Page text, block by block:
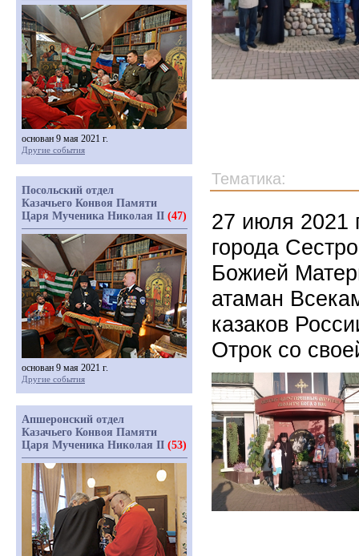
Тематика:
27 июля 2021
города
Божией
атаман
казаков
Отрок со
основан 9 мая 2021 г.
Другие события
Посольский отдел
Казачьего Конвоя Памяти
Царя Мученика Николая II (47)
основан 9 мая 2021 г.
Другие события
Апшеронский отдел
Казачьего Конвоя Памяти
Царя Мученика Николая II (53)